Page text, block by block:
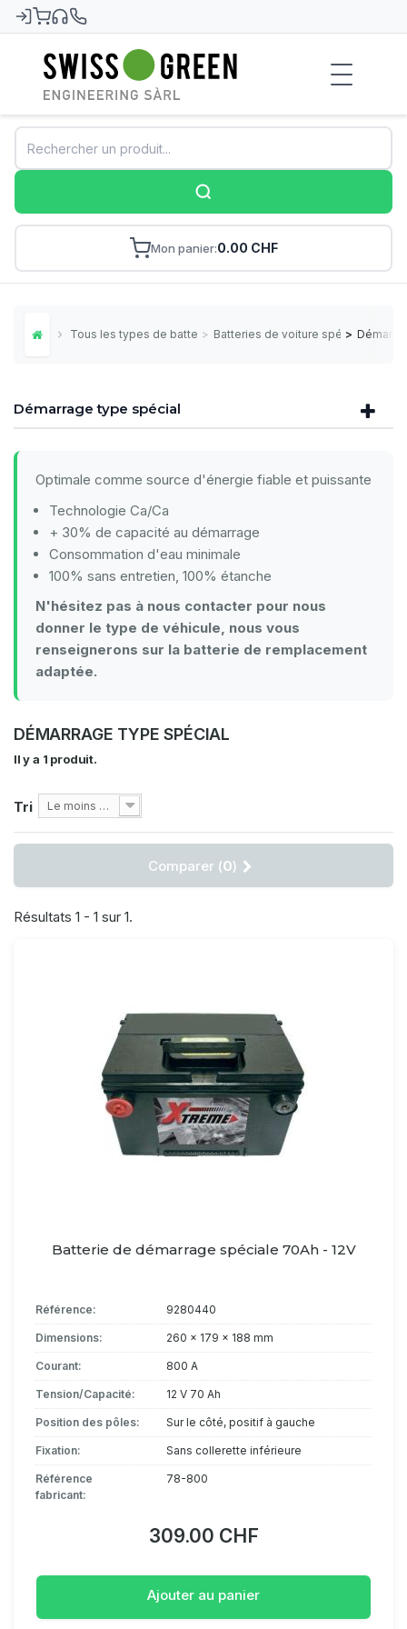
Swiss-Green
Mon panier 0.00 CHF
Home Tous les types de batteries
> Batteries de voiture spéc.
>
Démarrage type spécial
Optimale comme source d'énergie fiable et puissante
Technologie Ca/Ca
+ 30% de capacité au démarrage
Consommation d'eau minimale
100% sans entretien, 100% étanche
N'hésitez pas à nous contacter pour nous
donner le type de véhicule, nous vous
renseignerons sur la batterie de remplacement
adaptée.
DÉMARRAGE TYPE SPÉCIAL
Il y a 1 produit.
Tri Le moins cher
Comparer (0)
Résultats 1 - 1 sur 1.
Batterie de démarrage spéciale 70Ah - 12V
Référence: 9280440
Dimensions: 260 x 179 x 188 mm
Courant: 800 A
Tension/Capacité: 12 V 70 Ah
Position des pôles: Sur le côté, positif à gauche
Fixation: Sans collerette inférieure
Référence
fabricant:
78-800
309.00 CHF
Ajouter au panier